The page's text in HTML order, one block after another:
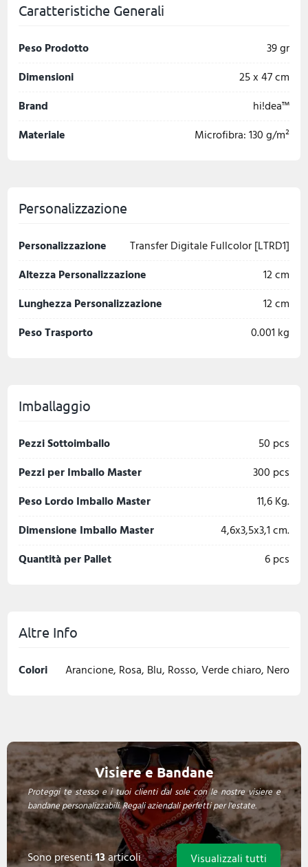
Caratteristiche Generali
Peso Prodotto
39 gr
Dimensioni
25 x 47 cm
Brand
hi!dea™
Materiale
Microfibra: 130 g/m²
Personalizzazione
Personalizzazione
Transfer Digitale Fullcolor [LTRD1]
Altezza Personalizzazione
12 cm
Lunghezza Personalizzazione
12 cm
Peso Trasporto
0.001 kg
Imballaggio
Pezzi Sottoimballo
50 pcs
Pezzi per Imballo Master
300 pcs
Peso Lordo Imballo Master
11,6 Kg.
Dimensione Imballo Master
4,6x3,5x3,1 cm.
Quantità per Pallet
6 pcs
Altre Info
Colori Arancione, Rosa, Blu, Rosso, Verde chiaro, Nero
Visiere e Bandane
Proteggi te stesso e i tuoi clienti dal sole con le nostre visiere e
bandane personalizzabili. Regali aziendali perfetti per l'estate.
Sono presenti13articoli Visualizzali tutti